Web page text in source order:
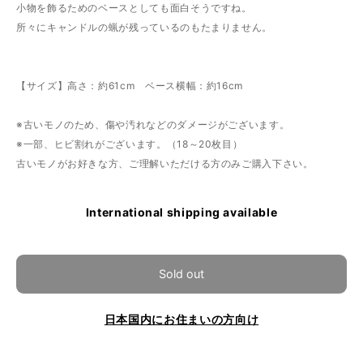
小物を飾るためのベースとしても面白そうですね。
所々にキャンドルの蝋が残っているのもたまりません。
【サイズ】高さ：約61cm ベース横幅：約16cm
※古いモノのため、傷や汚れなどのダメージがございます。
※一部、ヒビ割れがございます。（18～20枚目）
古いモノがお好きな方、ご理解いただける方のみご購入下さい。
International shipping available
Sold out
日本国内にお住まいの方向け